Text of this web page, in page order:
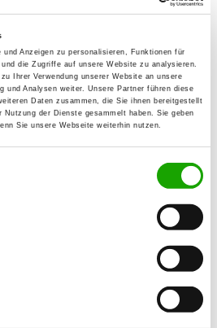
Anzeigen zu personalisieren, Funktionen für
die Zugriffe auf unsere Website zu analysieren.
Ihrer Verwendung unserer Website an unsere
und Analysen weiter. Unsere Partner führen diese
Daten zusammen, die Sie ihnen bereitgestellt
der Dienste gesammelt haben. Sie geben
Sie unsere Webseite weiterhin nutzen.
Details
Saale e.V.
Details
Details